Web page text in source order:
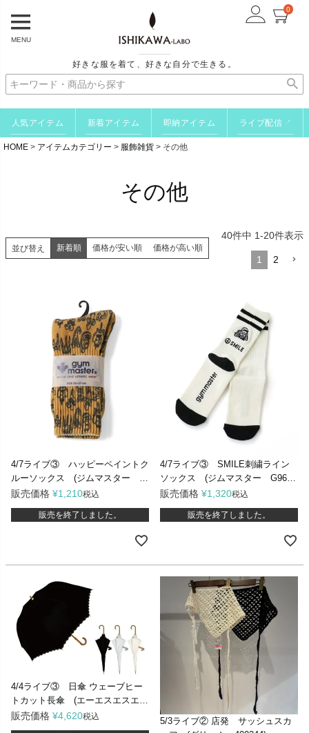
MENU
好きな服を着て、好きな自分で生きる。
0
人気アイテム 新着アイテム 即納アイテム ライブ配信 ↗
HOME アイテムカテゴリー 服飾雑貨 その他
その他
並び替え 新着順 価格が安い順 価格が高い順
40件中 1-20件表示
1 2
4/7ライブ③ ハッピーペイントク
ルーソックス (ジムマスター G
857329)
販売価格 ¥1,210税込
販売を終了しました。
4/7ライブ③ SMILE刺繍ライン
ソックス (ジムマスター G9666
30)
販売価格 ¥1,320税込
販売を終了しました。
4/4ライブ③ 日傘 ウェーブヒー
トカット長傘 (エーエスエスエ
ー BL912)
販売価格 ¥4,620税込
5/3ライブ② 店発 サッシュスカ